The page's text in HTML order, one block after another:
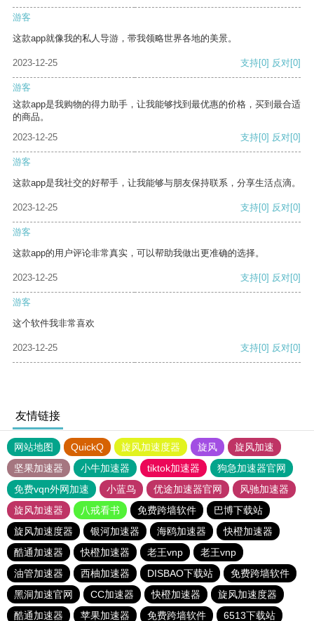
游客
这款app就像我的私人导游，带我领略世界各地的美景。
2023-12-25 支持[0] 反对[0]
游客
这款app是我购物的得力助手，让我能够找到最优惠的价格，买到最合适
的商品。
2023-12-25
支持[0] 反对[0]
游客
这款app是我社交的好帮手，让我能够与朋友保持联系，分享生活点滴。
2023-12-25 支持[0] 反对[0]
游客
这款app的用户评论非常真实，可以帮助我做出更准确的选择。
2023-12-25 支持[0] 反对[0]
游客
这个软件我非常喜欢
2023-12-25 支持[0] 反对[0]
友情链接
网站地图 QuickQ 旋风加速度器 旋风
旋风加速
坚果加速器
小牛加速器 tiktok加速器
狗急加速器官网
免费vqn外网加速
小蓝鸟 优途加速器官网
风驰加速器
旋风加速器
八戒看书 免费跨墙软件
巴博下载站
旋风加速度器
银河加速器 海鸥加速器
快橙加速器
酷通加速器
快橙加速器 老王vnp
老王vnp
油管加速器
西柚加速器 DISBAO下载站
免费跨墙软件
黑洞加速官网
CC加速器 快橙加速器
旋风加速度器
酷通加速器
苹果加速器 免费跨墙软件 6513下载站